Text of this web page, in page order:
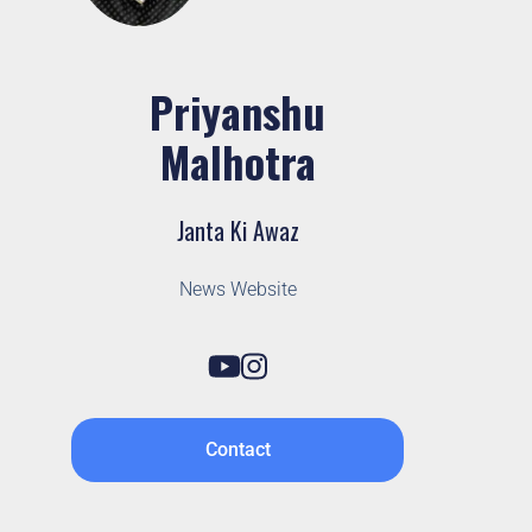
Priyanshu
Malhotra
Janta Ki Awaz
News Website
Contact